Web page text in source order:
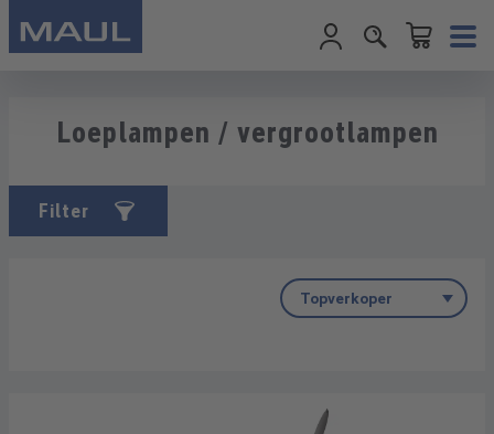
Loeplampen / vergrootlampen
Filter